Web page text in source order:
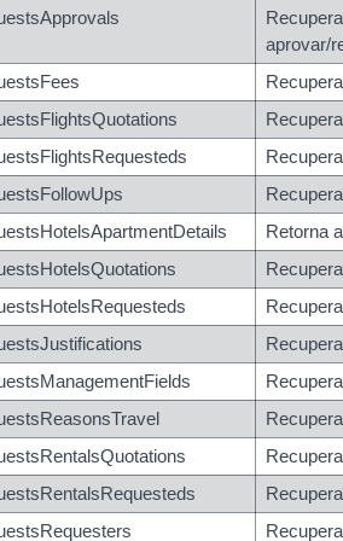
aprovar/
Retorna
{codeTypePaymentId}
{codeTypePaymentId}